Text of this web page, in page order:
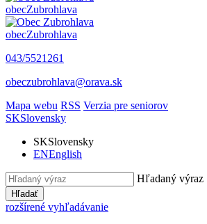
obecZubrohlava
obecZubrohlava
043/5521261
obeczubrohlava@orava.sk
Mapa webu RSS Verzia pre seniorov
SKSlovensky
SKSlovensky
ENEnglish
Hľadaný výraz
Hľadať
rozšírené vyhľadávanie